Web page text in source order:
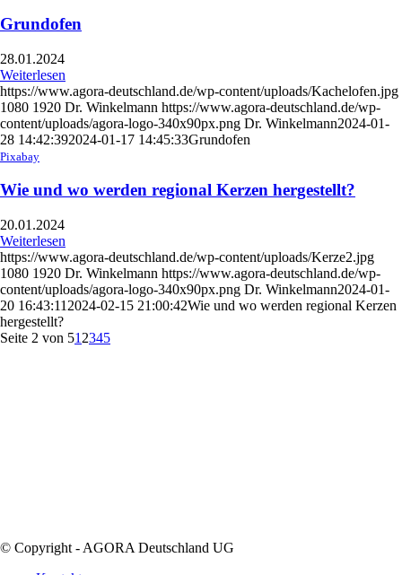
Grundofen
28.01.2024
Weiterlesen
https://www.agora-deutschland.de/wp-content/uploads/Kachelofen.jpg
1080 1920 Dr. Winkelmann https://www.agora-deutschland.de/wp-
content/uploads/agora-logo-340x90px.png Dr. Winkelmann2024-01-
28 14:42:392024-01-17 14:45:33Grundofen
Pixabay
Wie und wo werden regional Kerzen hergestellt?
20.01.2024
Weiterlesen
https://www.agora-deutschland.de/wp-content/uploads/Kerze2.jpg
1080 1920 Dr. Winkelmann https://www.agora-deutschland.de/wp-
content/uploads/agora-logo-340x90px.png Dr. Winkelmann2024-01-
20 16:43:11 2024-02-15 21:00:42Wie und wo werden regional Kerzen
hergestellt?
Seite 2 von 51 2345
© Copyright - AGORA Deutschland UG